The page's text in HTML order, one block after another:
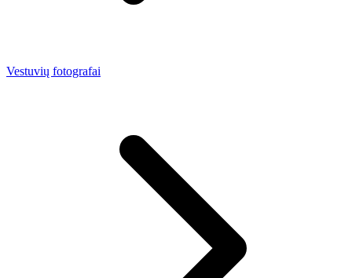
Vestuvių fotografai